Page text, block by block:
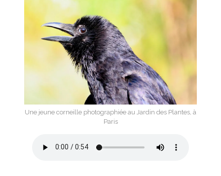
Une jeune corneille photographiée au Jardin des Plantes, à
Paris